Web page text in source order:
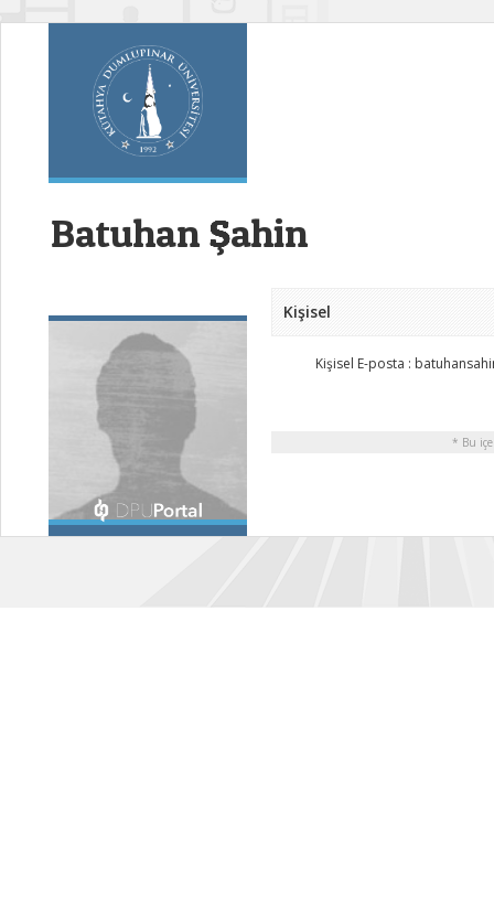
Batuhan Şahin
Kişisel
Kişisel E-posta :
* Bu